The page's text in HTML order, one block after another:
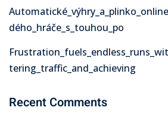
dého_hráče_s_touhou_po
tering_traffic_and_achieving
Recent Comments